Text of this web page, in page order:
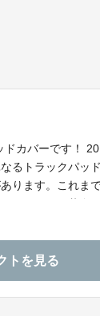
ドカバーです！
るトラックパッ
ります。これま
トを見る